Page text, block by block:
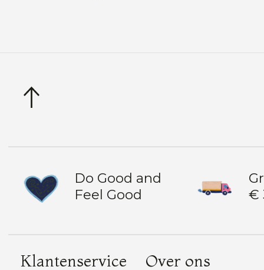
Do Good and
Feel Good
€
Klantenservice Over ons